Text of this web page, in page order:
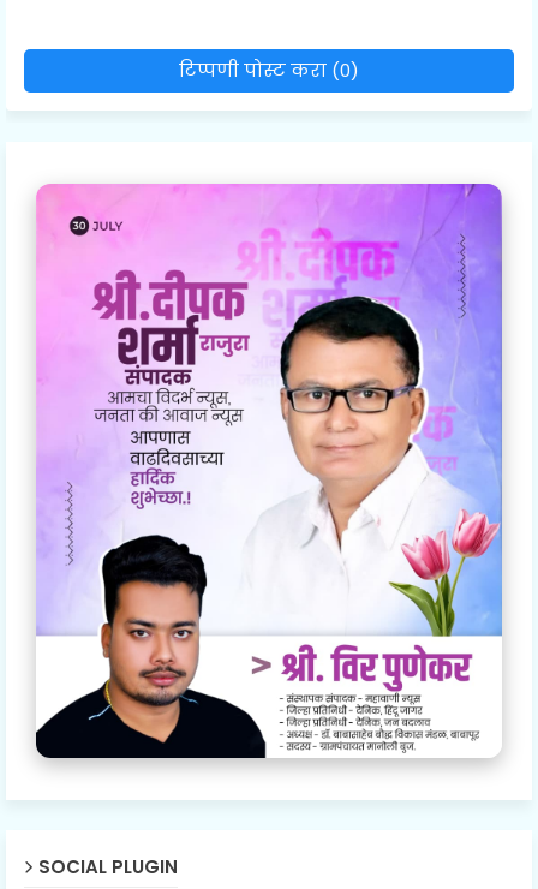
टिप्पणी पोस्ट करा (0)
SOCIAL PLUGIN